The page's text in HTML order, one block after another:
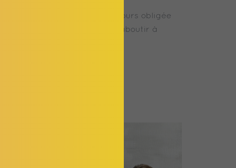
“J'ai la sensation d'être toujours obligée
de faire du chantage pour aboutir à